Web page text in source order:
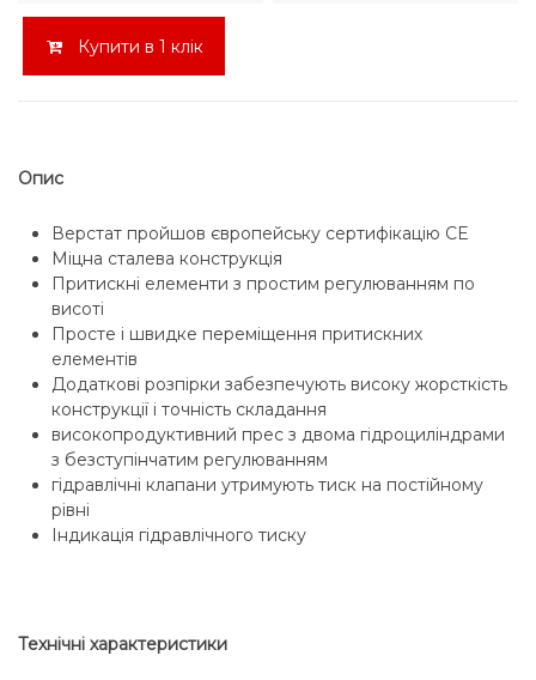
Купити в 1 клік
Опис
Верстат пройшов європейську сертифікацію CE
Міцна сталева конструкція
Притискні елементи з простим регулюванням по
висоті
Просте і швидке переміщення притискних
елементів
Додаткові розпірки забезпечують високу жорсткість
конструкції і точність складання
високопродуктивний прес з двома гідроциліндрами
з безступінчатим регулюванням
гідравлічні клапани утримують тиск на постійному
рівні
Індикація гідравлічного тиску
Технічні характеристики